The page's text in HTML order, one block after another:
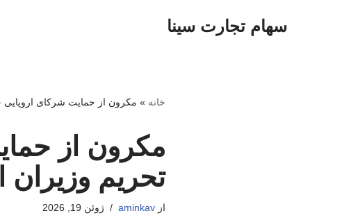
سهام تجارت سینا
خانه » مکرون از حمایت شرکای اروپایی
مکرون از
تحریم‌ وزیران
ازaminkav ژوئن 19, 2026